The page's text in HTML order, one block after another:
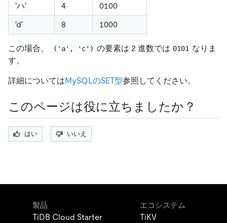
'ハ' 4
0100
'd' 8 1000
この場合、 ('a', 'c') の要素は 2 進数では 0101 なりま
す。
詳細についてはMySQLのSET型参照してください。
このページは役に立ちましたか？
はい いいえ
製品
TiDB Cloud Starter
エコシステム
TiKV